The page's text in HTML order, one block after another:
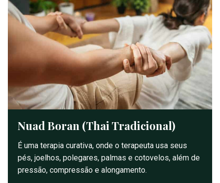
Nuad Boran (Thai Tradicional)
É uma terapia curativa, onde o terapeuta usa seus
pés, joelhos, polegares, palmas e cotovelos, além de
pressão, compressão e alongamento.